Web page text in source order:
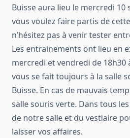
Buisse aura lieu le mercredi 10
vous voulez faire partis de
n’hésitez pas à venir tester
Les entrainements ont lieu en
mercredi et vendredi de 18h30
vous se fait toujours à la salle
Buisse. En cas de mauvais
salle souris verte. Dans tous
de notre salle et du vestiaire
laisser vos affaires.